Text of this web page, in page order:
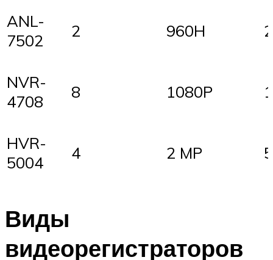
ANL-
7502
2 960H
NVR-
4708
8 1080P
HVR-
5004
4 2 MP
Виды
видеорегистраторов